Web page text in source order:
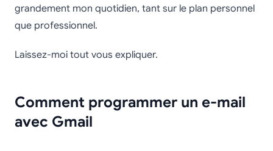
grandement mon quotidien, tant sur le plan personnel
que professionnel.
Laissez-moi tout vous expliquer.
Comment programmer un e-mail
avec Gmail